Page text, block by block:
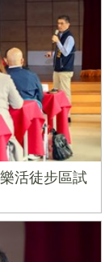
活徒步區試